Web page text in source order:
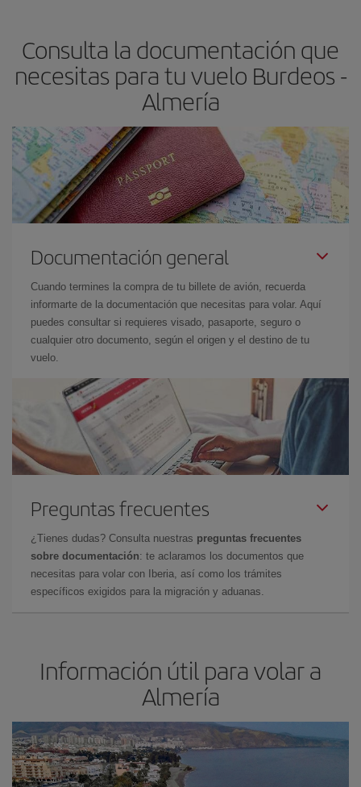
avión más baratos te saldrán. Además, si buscas los vuelos con
las fechas y los horarios del viaje un poco abiertos, podráselegir
el precio más barato.
Consulta la documentación que
necesitas para tu vuelo Burdeos -
Almería
Documentación general
Cuando termines la compra de tu billete de avión, recuerda
informarte de la documentación que necesitas para volar. Aquí
puedes consultar si requieres visado, pasaporte, seguro o
cualquier otro documento, según el origen y el destino de tu
vuelo.
Preguntas frecuentes
¿Tienes dudas? Consulta nuestras preguntas frecuentes
sobre documentación: te aclaramos los documentos que
necesitas para volar con Iberia, así como los trámites
específicos exigidos para la migración y aduanas.
Información útil para volar a
Almería